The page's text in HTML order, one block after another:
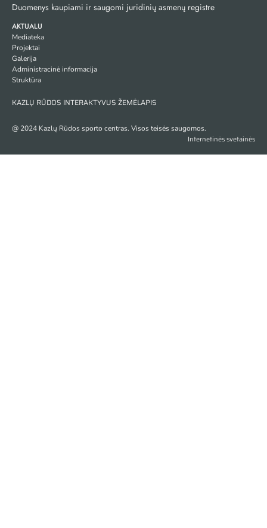
Duomenys kaupiami ir saugomi juridinių asmenų registre
AKTUALU
Mediateka
Projektai
Galerija
Administracinė informacija
Struktūra
KAZLŲ RŪDOS INTERAKTYVUS ŽEMĖLAPIS
@ 2024 Kazlų Rūdos sporto centras. Visos teisės saugomos.
Internetinės svetainės